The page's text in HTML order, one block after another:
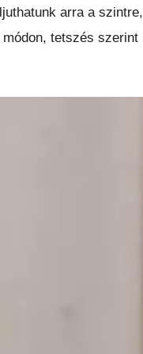
arra a szintre,
tetszés szerint